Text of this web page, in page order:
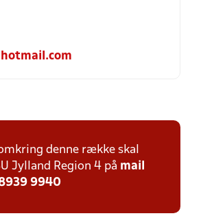
denne række skal
Jylland Region 4 på mail
9940